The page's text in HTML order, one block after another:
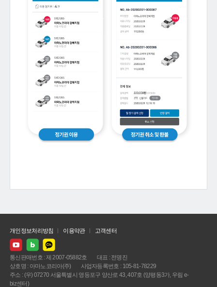
개인정보처리방침 이용약관 고객센터
통신판매번호 : 제 2007-05882호
대표 : 전명진
상호명 : 아마노코리아(주)
사업자등록번호 : 105-81-78229
주소 : (우) 07270 서울특별시 영등포구 양산로 43, 407호 (양평동3가, 우림 e-
biz센터)